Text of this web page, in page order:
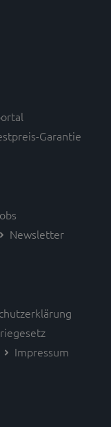
Garantie
Newsletter
Impressum